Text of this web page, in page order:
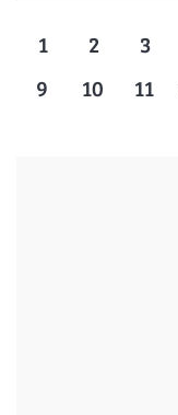
1 2 3
9
10 11